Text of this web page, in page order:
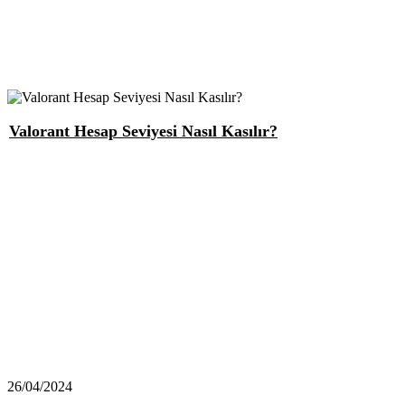
Valorant Hesap Seviyesi Nasıl Kasılır?
26/04/2024